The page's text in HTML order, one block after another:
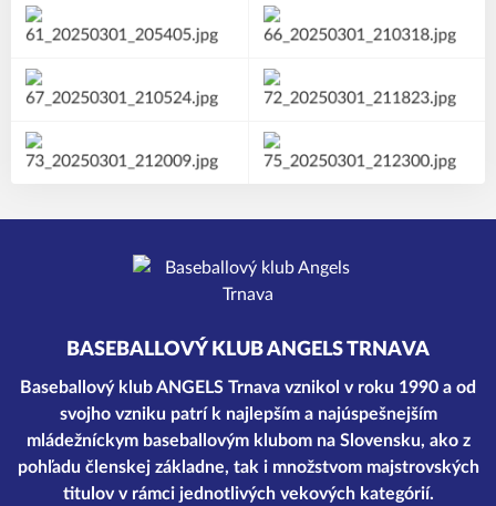
BASEBALLOVÝ KLUB ANGELS TRNAVA
Baseballový klub ANGELS Trnava vznikol v roku 1990 a od
svojho vzniku patrí k najlepším a najúspešnejším
mládežníckym baseballovým klubom na Slovensku, ako z
pohľadu členskej základne, tak i množstvom majstrovských
titulov v rámci jednotlivých vekových kategórií.